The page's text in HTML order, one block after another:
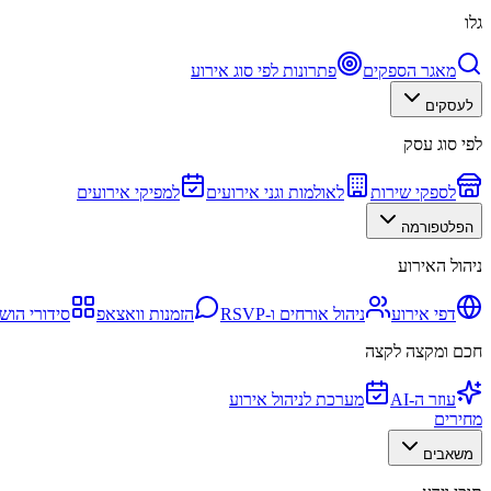
גלו
מאגר הספקים פתרונות לפי סוג אירוע
לעסקים
לפי סוג עסק
לספקי שירות לאולמות וגני אירועים למפיקי אירועים
הפלטפורמה
ניהול האירוע
דפי אירוע ניהול אורחים ו-RSVP הזמנות וואצאפ סידורי
חכם ומקצה לקצה
עוזר ה-AI
מערכת לניהול אירוע
מחירים
משאבים